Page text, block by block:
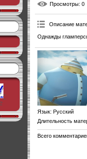
"
Просмотры: 0
Описание
Однажды
Язык: Русский
Длительность
Всего